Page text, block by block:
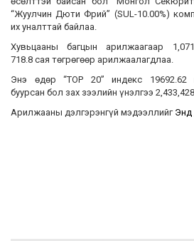
“Жуулчин Дюти Фрий” (SUL-10.00%)
их уналттай байлаа.
Хувьцааны багцын арилжаагаар
718.8 сая төгрөгөөр арилжаалагдлаа.
Энэ өдөр “TOP 20” индекс
буурсан бол зах зээлийн үнэлгээ
Арилжааны дэлгэрэнгүй мэдээллийг